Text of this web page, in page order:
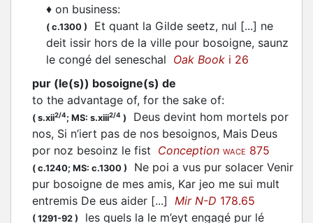
♦ on business:
( c.1300 )
Et quant la Gilde seetz, nul [...] ne
deit issir hors de la ville pour bosoigne, saunz
le congé del seneschal Oak Book i 26
pur (le(s)) bosoigne(s) de
to the advantage of, for the sake of:
( s.xii2/4; MS: s.xiii2/4 )
Deus devint hom mortels por
nos, Si n’iert pas de nos besoignos, Mais Deus
por noz besoinz le fist Conception WACE 875
( c.1240; MS: c.1300 )
Ne poi a vus pur solacer Venir
pur bosoigne de mes amis, Kar jeo me sui mult
entremis De eus aider [...] Mir N-D 178.65
( 1291-92 )
les quels la le m’eyt engagé pur lé